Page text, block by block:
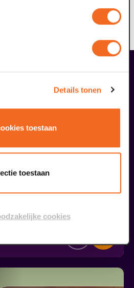
Details tonen
toestaan
toestaan
cookies
van de zes wandelroutes ook
is; mogelijk met